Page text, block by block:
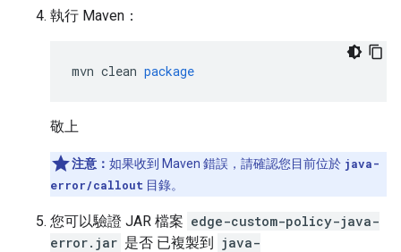
執行 Maven：
mvn clean package
敬上
注意： 如果收到 Maven 錯誤，請確認您目前位於 java-
error/callout 目錄。
您可以驗證 JAR 檔案 edge-custom-policy-java-
error.jar 是否 已複製到 java-